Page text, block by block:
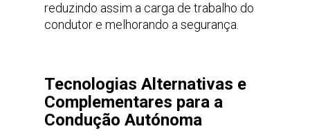
reduzindo assim a carga de trabalho do
condutor e melhorando a segurança.
Tecnologias Alternativas e
Complementares para a
Condução Autónoma